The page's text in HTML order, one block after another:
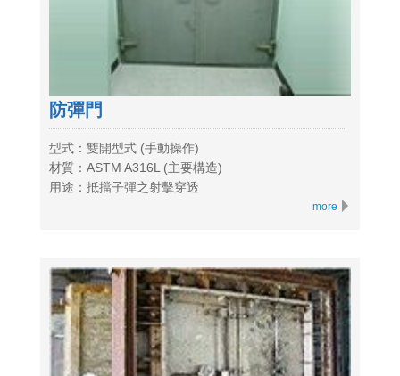
防彈門
型式：雙開型式 (手動操作)
材質：ASTM A316L (主要構造)
用途：抵擋子彈之射擊穿透
more